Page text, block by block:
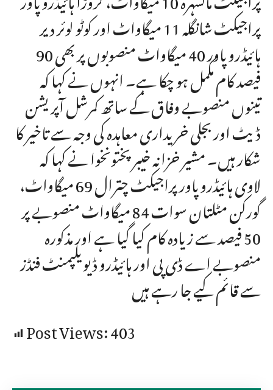
پراجیکٹ شانگلہ 11 میگاواٹ اور کوٹو لوئر دیر
ہائیڈرو پاور 40 میگاواٹ منصوبوں پر بھی 90
فیصد کام مکمل ہو چکا ہے۔ انہوں نے کہا کہ
تینوں منصوبے وفاق کے ساتھ کمرشل آپریشن
ڈیٹ اور بجلی خریداری معاہدہ کی وجہ سے تاخیر کا
شکار ہیں۔ مشیر خزانہ خیبرپختونخوا نے کہا کہ
لاوی ہائیڈرو پاور پراجیکٹ چترال 69 میگاواٹ،
گورکن مٹلتان سوات 84 میگاواٹ منصوبے پر
50 فیصد سے زیادہ کام کیا گیا ہے اور مذکورہ
منصوبے اے ڈی پی اور ہائیڈرو ڈیویلپمنٹ فنڈز
سے قائم کیے جا رہے ہیں
Post Views:403